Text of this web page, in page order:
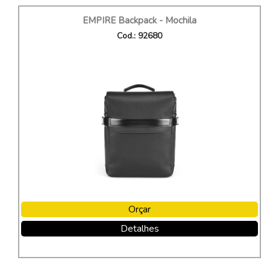
EMPIRE Backpack - Mochila
Cod.: 92680
Orçar
Detalhes